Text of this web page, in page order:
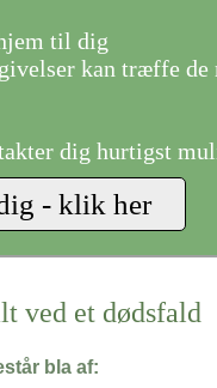
til dig
kan træffe de
dig hurtigst
ved et dødsfald
bla af: